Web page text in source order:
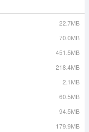
22.7MB
70.0MB
451.5MB
218.4MB
2.1MB
60.5MB
94.5MB
179.9MB